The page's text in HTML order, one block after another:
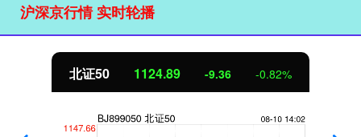
沪深京行情 实时轮播
北证50 1124.89 -9.36 -0.82%